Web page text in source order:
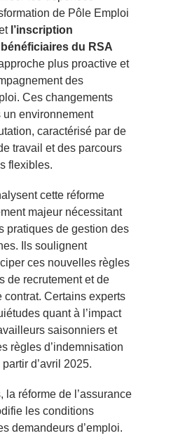
de Pôle Emploi
l’inscription
du RSA
plus proactive et
des
Ces changements
environnement
caractérisé par de
travail et des parcours
flexibles.
cette réforme
majeur nécessitant
pratiques de gestion des
Ils soulignent
ces nouvelles règles
de recrutement et de
contrat. Certains experts
quant à l’impact
saisonniers et
règles d’indemnisation
d’avril 2025.
la réforme de l’assurance
les conditions
demandeurs d’emploi.